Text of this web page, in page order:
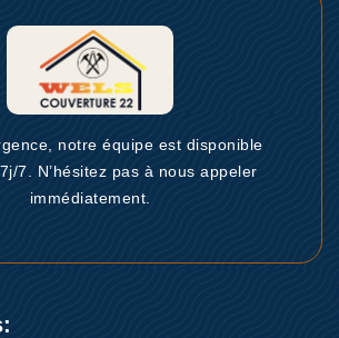
notre équipe est disponible
7. N’hésitez pas à nous appeler
immédiatement.